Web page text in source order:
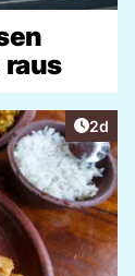
raus
2d